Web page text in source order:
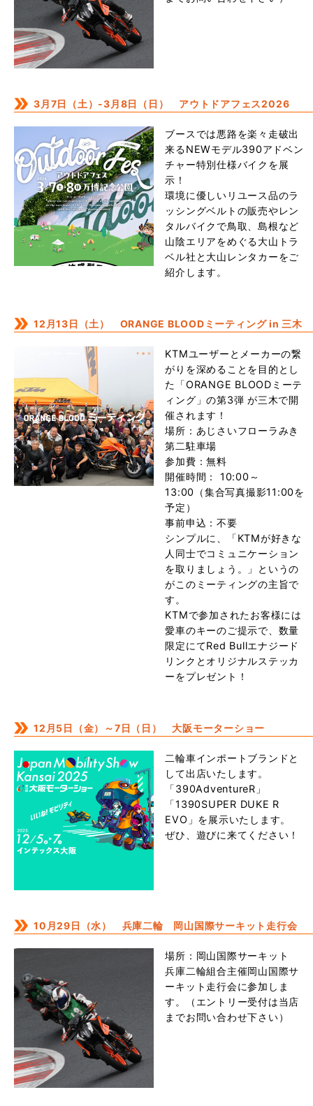
3月7日（土）-3月8日（日） アウトドアフェス2026
ブースでは悪路を楽々走破出
来るNEWモデル390アドベン
チャー特別仕様バイクを展
示！
環境に優しいリユース品のラ
ッシングベルトの販売やレン
タルバイクで鳥取、島根など
山陰エリアをめぐる大山トラ
ベル社と大山レンタカーをご
紹介します。
12月13日（土） ORANGE BLOODミーティング in 三木
KTMユーザーとメーカーの繋
がりを深めることを目的とし
た「ORANGE BLOODミーテ
ィング」の第3弾 が三木で開
催されます！
場所：あじさいフローラみき
第二駐車場
参加費：無料
開催時間： 10:00～
13:00（集合写真撮影11:00を
予定）
事前申込：不要
シンプルに、「KTMが好きな
人同士でコミュニケーション
を取りましょう。」というの
がこのミーティングの主旨で
す。
KTMで参加されたお客様には
愛車のキーのご提示で、数量
限定にてRed Bullエナジード
リンクとオリジナルステッカ
ーをプレゼント！
12月5日（金）～7日（日） 大阪モーターショー
二輪車インポートブランドと
して出店いたします。
「390AdventureR」
「1390SUPER DUKE R
EVO」を展示いたします。
ぜひ、遊びに来てください！
10月29日（水） 兵庫二輪 岡山国際サーキット走行会
場所：岡山国際サーキット
兵庫二輪組合主催岡山国際サ
ーキット走行会に参加しま
す。（エントリー受付は当店
までお問い合わせ下さい）